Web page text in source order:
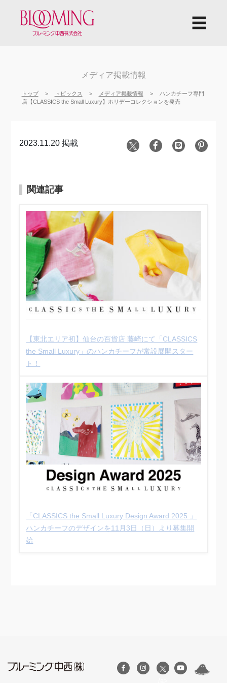
☰
メディア掲載情報
トップ トピックス メディア掲載情報
ハンカチーフ専門
店【CLASSICS the Small Luxury】ホリデーコレクションを発売
2023.11.20 掲載
関連記事
【東北エリア初】仙台の百貨店 藤崎にて「CLASSICS
the Small Luxury」のハンカチーフが常設展開スター
ト！
「CLASSICS the Small Luxury Design Award 2025 」
ハンカチーフのデザインを11⽉3⽇（日）より募集開
始